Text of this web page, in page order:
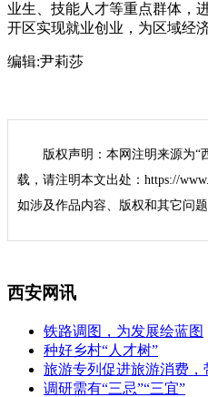
业生、技能人才等重点群体，
开区实现就业创业，为区域经
编辑:尹莉莎
版权声明：本网注明来源为“
载，请注明本文出处：https://
如涉及作品内容、版权和其它问
西安网讯
铁路调图，为发展绘蓝图
种好乡村“人才树”
旅游专列促进旅游消费，
调研需有“三忌”“三宜”